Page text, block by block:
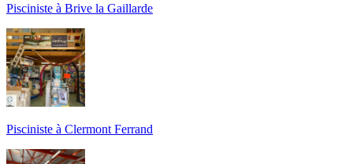
Pisciniste à Brive la Gaillarde
Pisciniste à Clermont Ferrand